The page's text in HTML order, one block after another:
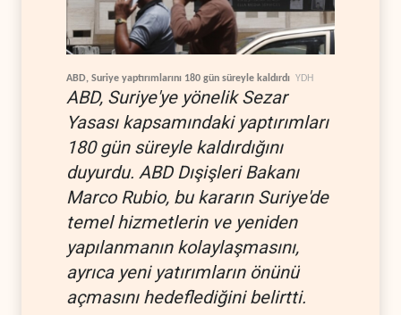
ABD, Suriye yaptırımlarını 180 gün süreyle kaldırdı YDH
ABD, Suriye'ye yönelik Sezar
Yasası kapsamındaki yaptırımları
180 gün süreyle kaldırdığını
duyurdu. ABD Dışişleri Bakanı
Marco Rubio, bu kararın Suriye'de
temel hizmetlerin ve yeniden
yapılanmanın kolaylaşmasını,
ayrıca yeni yatırımların önünü
açmasını hedeflediğini belirtti.